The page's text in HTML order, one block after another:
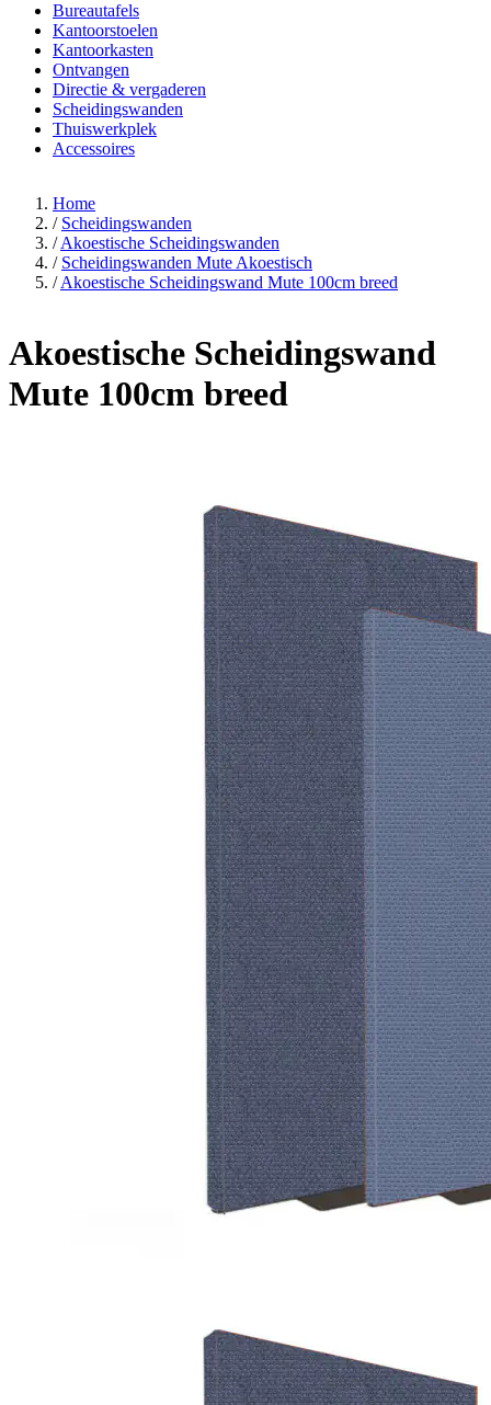
Bureautafels
Kantoorstoelen
Kantoorkasten
Ontvangen
Directie & vergaderen
Scheidingswanden
Thuiswerkplek
Accessoires
Home
/ Scheidingswanden
/ Akoestische Scheidingswanden
/ Scheidingswanden Mute Akoestisch
/ Akoestische Scheidingswand Mute 100cm breed
Akoestische Scheidingswand
Mute 100cm breed